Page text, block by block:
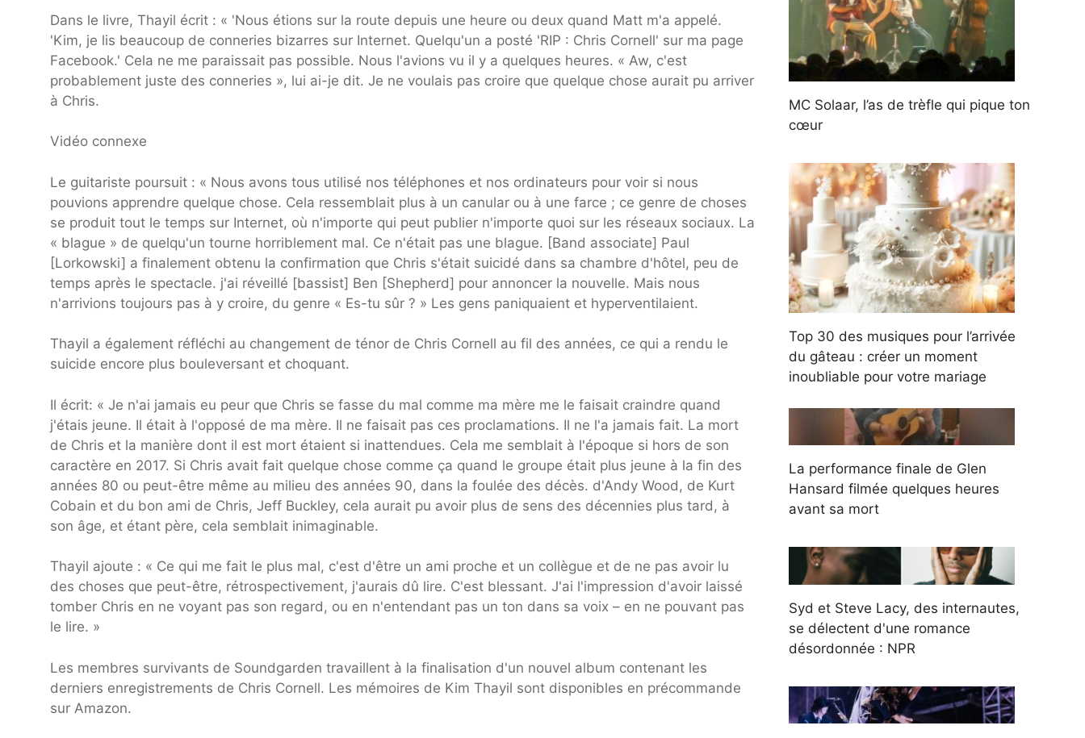
Dans le livre, Thayil écrit : « 'Nous étions sur la route depuis une heure ou deux quand Matt m'a appelé.
'Kim, je lis beaucoup de conneries bizarres sur Internet. Quelqu'un a posté 'RIP : Chris Cornell' sur ma page
Facebook.' Cela ne me paraissait pas possible. Nous l'avions vu il y a quelques heures. « Aw, c'est
probablement juste des conneries », lui ai-je dit. Je ne voulais pas croire que quelque chose aurait pu arriver
à Chris.
Vidéo connexe
Le guitariste poursuit : « Nous avons tous utilisé nos téléphones et nos ordinateurs pour voir si nous
pouvions apprendre quelque chose. Cela ressemblait plus à un canular ou à une farce ; ce genre de choses
se produit tout le temps sur Internet, où n'importe qui peut publier n'importe quoi sur les réseaux sociaux. La
« blague » de quelqu'un tourne horriblement mal. Ce n'était pas une blague. [Band associate] Paul
[Lorkowski] a finalement obtenu la confirmation que Chris s'était suicidé dans sa chambre d'hôtel, peu de
temps après le spectacle. j'ai réveillé [bassist] Ben [Shepherd] pour annoncer la nouvelle. Mais nous
n'arrivions toujours pas à y croire, du genre « Es-tu sûr ? » Les gens paniquaient et hyperventilaient.
Thayil a également réfléchi au changement de ténor de Chris Cornell au fil des années, ce qui a rendu le
suicide encore plus bouleversant et choquant.
Il écrit: « Je n'ai jamais eu peur que Chris se fasse du mal comme ma mère me le faisait craindre quand
j'étais jeune. Il était à l'opposé de ma mère. Il ne faisait pas ces proclamations. Il ne l'a jamais fait. La mort
de Chris et la manière dont il est mort étaient si inattendues. Cela me semblait à l'époque si hors de son
caractère en 2017. Si Chris avait fait quelque chose comme ça quand le groupe était plus jeune à la fin des
années 80 ou peut-être même au milieu des années 90, dans la foulée des décès. d'Andy Wood, de Kurt
Cobain et du bon ami de Chris, Jeff Buckley, cela aurait pu avoir plus de sens des décennies plus tard, à
son âge, et étant père, cela semblait inimaginable.
Thayil ajoute : « Ce qui me fait le plus mal, c'est d'être un ami proche et un collègue et de ne pas avoir lu
des choses que peut-être, rétrospectivement, j'aurais dû lire. C'est blessant. J'ai l'impression d'avoir laissé
tomber Chris en ne voyant pas son regard, ou en n'entendant pas un ton dans sa voix – en ne pouvant pas
le lire. »
Les membres survivants de Soundgarden travaillent à la finalisation d'un nouvel album contenant les
derniers enregistrements de Chris Cornell. Les mémoires de Kim Thayil sont disponibles en précommande
sur Amazon.
MC Solaar, l’as de trèfle qui pique ton
cœur
Top 30 des musiques pour l’arrivée
du gâteau : créer un moment
inoubliable pour votre mariage
La performance finale de Glen
Hansard filmée quelques heures
avant sa mort
Syd et Steve Lacy, des internautes,
se délectent d'une romance
désordonnée : NPR